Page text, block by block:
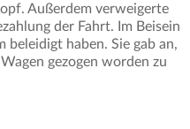
Außerdem verweigerte
der Fahrt. Im Beisein
beleidigt haben. Sie gab an,
gezogen worden zu